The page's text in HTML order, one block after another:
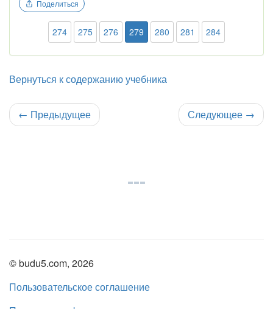
Поделиться
274 275 276 279 280 281 284
Вернуться к содержанию учебника
← Предыдущее Следующее →
© budu5.com, 2026
Пользовательское соглашение